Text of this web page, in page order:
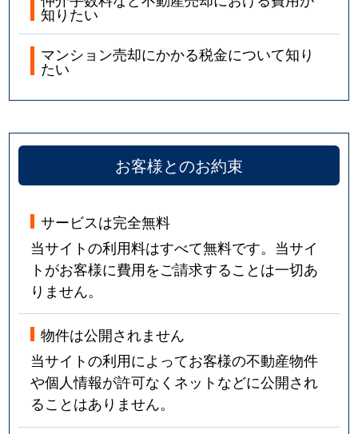
知りたい
マンション売却にかかる税金について知り
たい
お客様とのお約束
サービスは完全無料
当サイトの利用料はすべて無料です。当サイ
トがお客様に費用をご請求することは一切あ
りません。
物件は公開されません
当サイトの利用によってお客様の不動産物件
や個人情報が許可なくネットなどに公開され
ることはありません。